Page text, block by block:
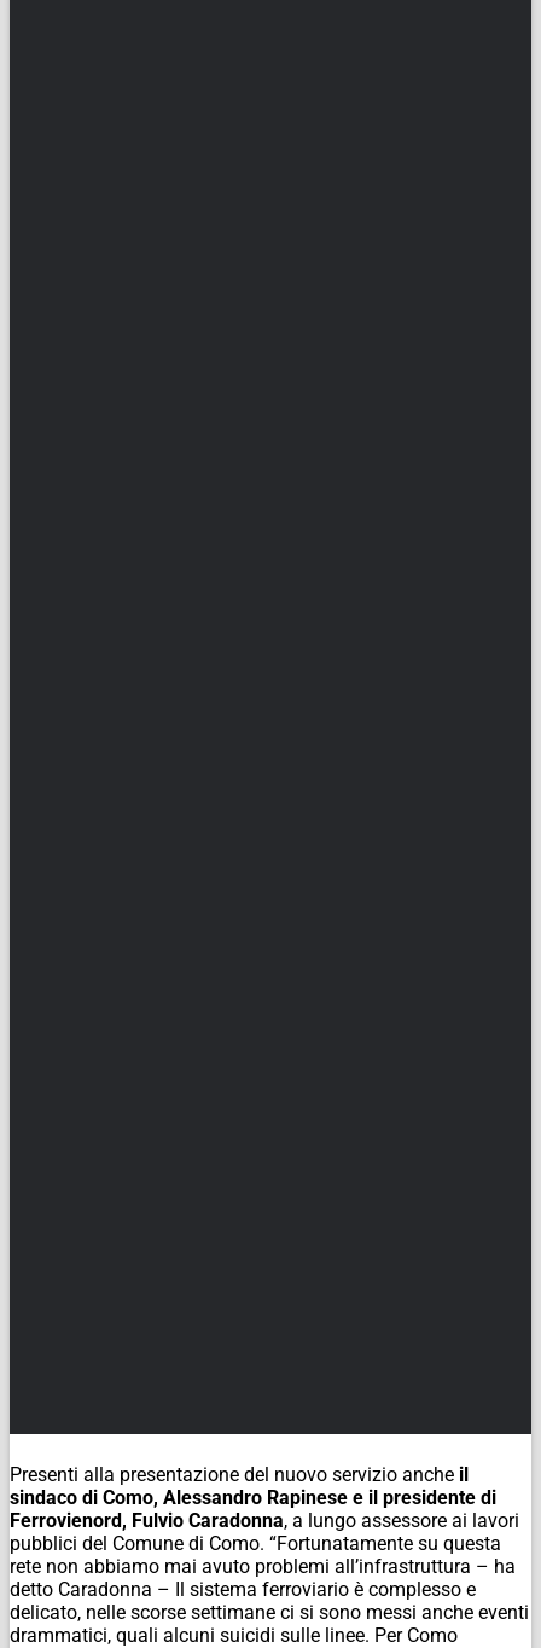
Presenti alla presentazione del nuovo servizio anche il
sindaco di Como, Alessandro Rapinese e il presidente di
Ferrovienord, Fulvio Caradonna, a lungo assessore ai lavori
pubblici del Comune di Como. “Fortunatamente su questa
rete non abbiamo mai avuto problemi all’infrastruttura – ha
detto Caradonna – Il sistema ferroviario è complesso e
delicato, nelle scorse settimane ci si sono messi anche eventi
drammatici, quali alcuni suicidi sulle linee. Per Como